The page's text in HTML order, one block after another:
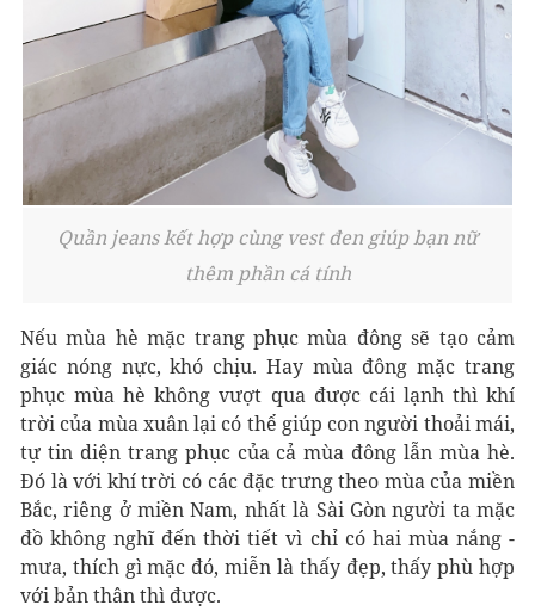
Quần jeans kết hợp cùng vest đen giúp bạn nữ
thêm phần cá tính
Nếu mùa hè mặc trang phục mùa đông sẽ tạo cảm
giác nóng nực, khó chịu. Hay mùa đông mặc trang
phục mùa hè không vượt qua được cái lạnh thì khí
trời của mùa xuân lại có thể giúp con người thoải mái,
tự tin diện trang phục của cả mùa đông lẫn mùa hè.
Đó là với khí trời có các đặc trưng theo mùa của miền
Bắc, riêng ở miền Nam, nhất là Sài Gòn người ta mặc
đồ không nghĩ đến thời tiết vì chỉ có hai mùa nắng -
mưa, thích gì mặc đó, miễn là thấy đẹp, thấy phù hợp
với bản thân thì được.